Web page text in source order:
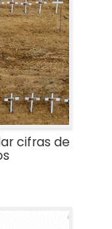
cifras de